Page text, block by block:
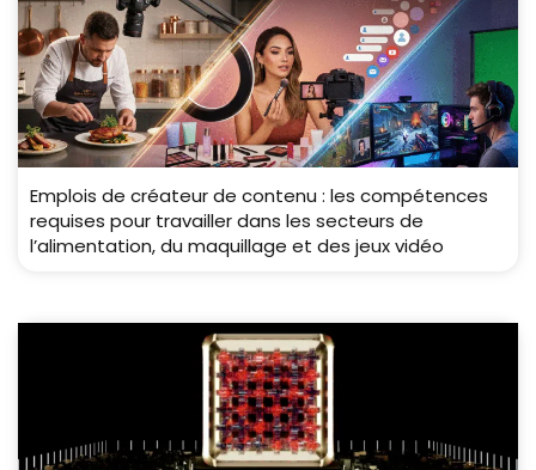
Emplois de créateur de contenu : les compétences
requises pour travailler dans les secteurs de
l’alimentation, du maquillage et des jeux vidéo